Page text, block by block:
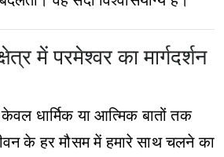
में परमेश्वर का मार्गदर्शन
केवल धार्मिक या आत्मिक बातों तक
के हर मौसम में हमारे साथ चलने का